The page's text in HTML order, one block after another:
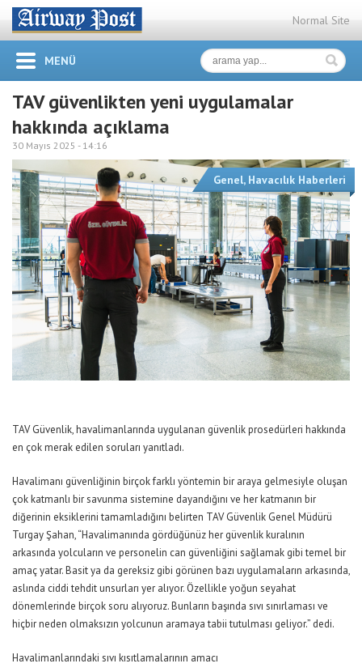
Normal Site
MENÜ
TAV güvenlikten yeni uygulamalar
hakkında açıklama
30 Mayıs 2025 - 14:16
Genel, Havacılık Haberleri
TAV Güvenlik, havalimanlarında uygulanan güvenlik prosedürleri hakkında
en çok merak edilen soruları yanıtladı.
Havalimanı güvenliğinin birçok farklı yöntemin bir araya gelmesiyle oluşan
çok katmanlı bir savunma sistemine dayandığını ve her katmanın bir
diğerinin eksiklerini tamamladığını belirten TAV Güvenlik Genel Müdürü
Turgay Şahan,“Havalimanında gördüğünüz her güvenlik kuralının
arkasında yolcuların ve personelin can güvenliğini sağlamak gibi temel bir
amaç yatar. Basit ya da gereksiz gibi görünen bazı uygulamaların arkasında,
aslında ciddi tehdit unsurları yer alıyor. Özellikle yoğun seyahat
dönemlerinde birçok soru alıyoruz. Bunların başında sıvı sınırlaması ve
hiçbir neden olmaksızın yolcunun aramaya tabii tutulması geliyor.” dedi.
Havalimanlarındaki sıvı kısıtlamalarının amacı